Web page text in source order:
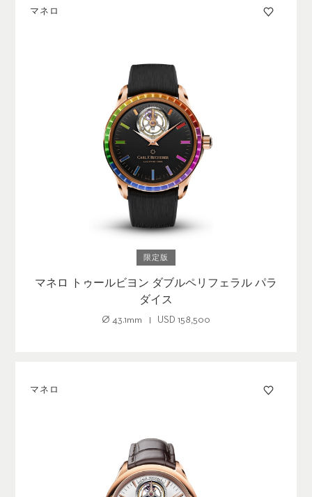
マネロ
限定版
マネロ トゥールビヨン ダブルペリフェラル パラ
ダイス
Ø 43.1mm USD 158,500
マネロ